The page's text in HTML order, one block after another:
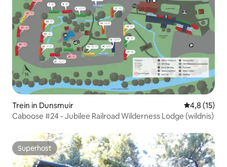
Trein in Dunsmuir
4,8 (15)
Caboose #24 - Jubilee Railroad Wilderness Lodge (wildnis)
Superhost
Superhost